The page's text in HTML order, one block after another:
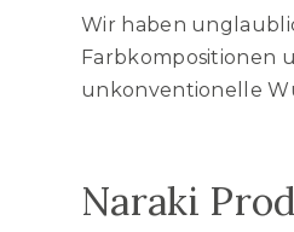
Wir haben
Farbkompositionen
unkonventionelle
Naraki